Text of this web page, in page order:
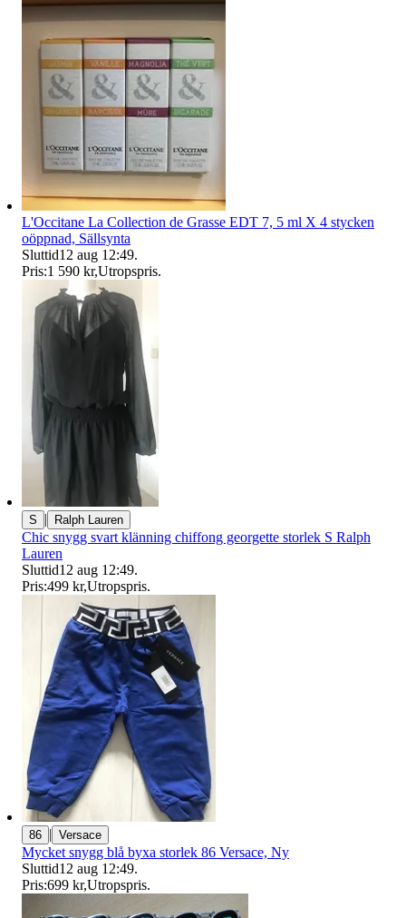
L'Occitane La Collection de Grasse EDT 7, 5 ml X 4 stycken
oöppnad, Sällsynta
Sluttid12 aug 12:49.
Pris:1 590 kr,Utropspris.
S | Ralph Lauren
Chic snygg svart klänning chiffong georgette storlek S Ralph
Lauren
Sluttid12 aug 12:49.
Pris:499 kr,Utropspris.
86 | Versace
Mycket snygg blå byxa storlek 86 Versace, Ny
Sluttid12 aug 12:49.
Pris:699 kr,Utropspris.